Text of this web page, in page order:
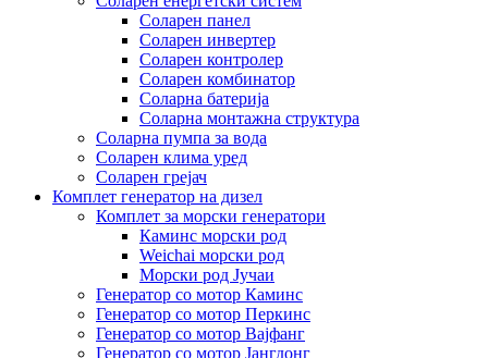
Соларен панел
Соларен инвертер
Соларен контролер
Соларен комбинатор
Соларна батерија
Соларна монтажна структура
Соларна пумпа за вода
Соларен клима уред
Соларен грејач
Комплет генератор на дизел
Комплет за морски генератори
Каминс морски род
Weichai морски род
Морски род Јучаи
Генератор со мотор Каминс
Генератор со мотор Перкинс
Генератор со мотор Вајфанг
Генератор со мотор Јангдонг